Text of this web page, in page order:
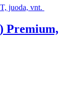
Premium,